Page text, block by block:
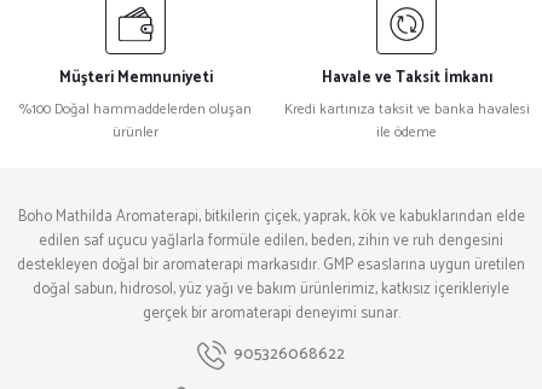
Müşteri Memnuniyeti
%100 Doğal hammaddelerden oluşan
ürünler
Havale ve Taksit İmkanı
Kredi kartınıza taksit ve banka havalesi
ile ödeme
Boho Mathilda Aromaterapi, bitkilerin çiçek, yaprak, kök ve kabuklarından elde
edilen saf uçucu yağlarla formüle edilen, beden, zihin ve ruh dengesini
destekleyen doğal bir aromaterapi markasıdır. GMP esaslarına uygun üretilen
doğal sabun, hidrosol, yüz yağı ve bakım ürünlerimiz, katkısız içerikleriyle
gerçek bir aromaterapi deneyimi sunar.
905326068622